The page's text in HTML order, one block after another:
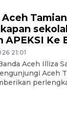
Aceh
APEKSI Ke
21:01
Aceh Illiza
Aceh